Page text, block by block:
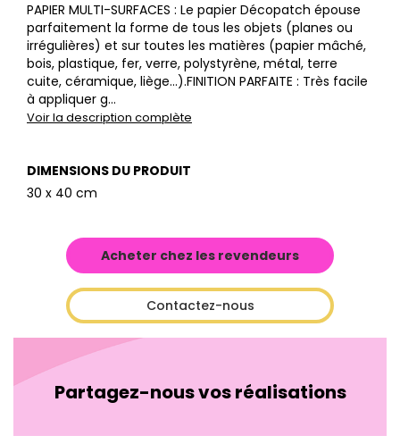
PAPIER MULTI-SURFACES : Le papier Décopatch épouse
parfaitement la forme de tous les objets (planes ou
irrégulières) et sur toutes les matières (papier mâché,
bois, plastique, fer, verre, polystyrène, métal, terre
cuite, céramique, liège…).FINITION PARFAITE : Très facile
à appliquer g...
Voir la description complète
DIMENSIONS DU PRODUIT
30 x 40 cm
Acheter chez les revendeurs
Contactez-nous
Partagez-nous vos réalisations